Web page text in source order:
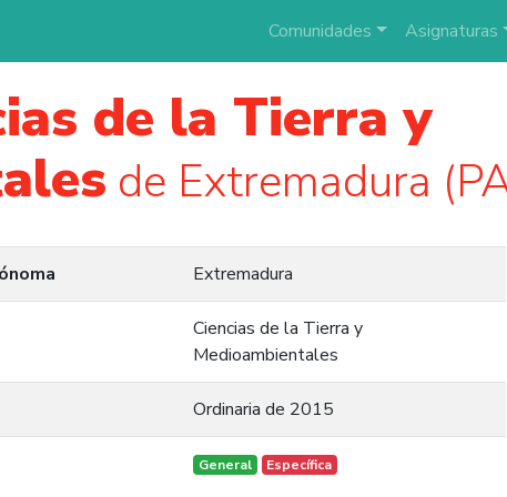
Comunidades Asignaturas
de la Tierra y
de Extremadura
Extremadura
Ciencias de la Tierra y
Medioambientales
Ordinaria de 2015
General Específica